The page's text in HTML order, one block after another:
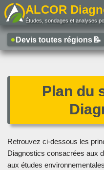
au
contenu
ALCOR
Études, sondages et analyses
Devis toutes régions 📝
Plan du
Retrouvez ci-dessous les
Diagnostics consacrées aux
aux études